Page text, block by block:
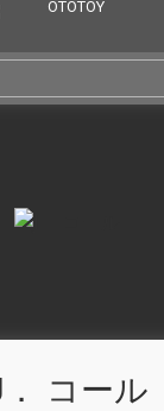
コール